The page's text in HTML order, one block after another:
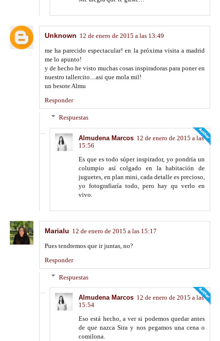
Unknown 12 de enero de 2015 a las 13:49
me ha parecido espectacular! en la próxima visita a madrid
me lo apunto!
y de hecho he visto muchas cosas inspiradoras para poner en
nuestro tallercito....asi que mola mil!
un besote Almu
Responder
Respuestas
Almudena Marcos 12 de enero de 2015 a las
15:56
Es que es todo súper inspirador, yo pondría un
columpio así colgado en la habitación de
juguetes, en plan mini, cada detalle es precioso,
yo fotografiaría todo, pero hay qu verlo en
vivo.
Marialu 12 de enero de 2015 a las 15:17
Pues tendremos que ir juntas, no?
Responder
Respuestas
Almudena Marcos 12 de enero de 2015 a las
15:54
Eso está hecho, a ver si podemos quedar antes
de que nazca Sira y nos pegamos una cena o
comilona.